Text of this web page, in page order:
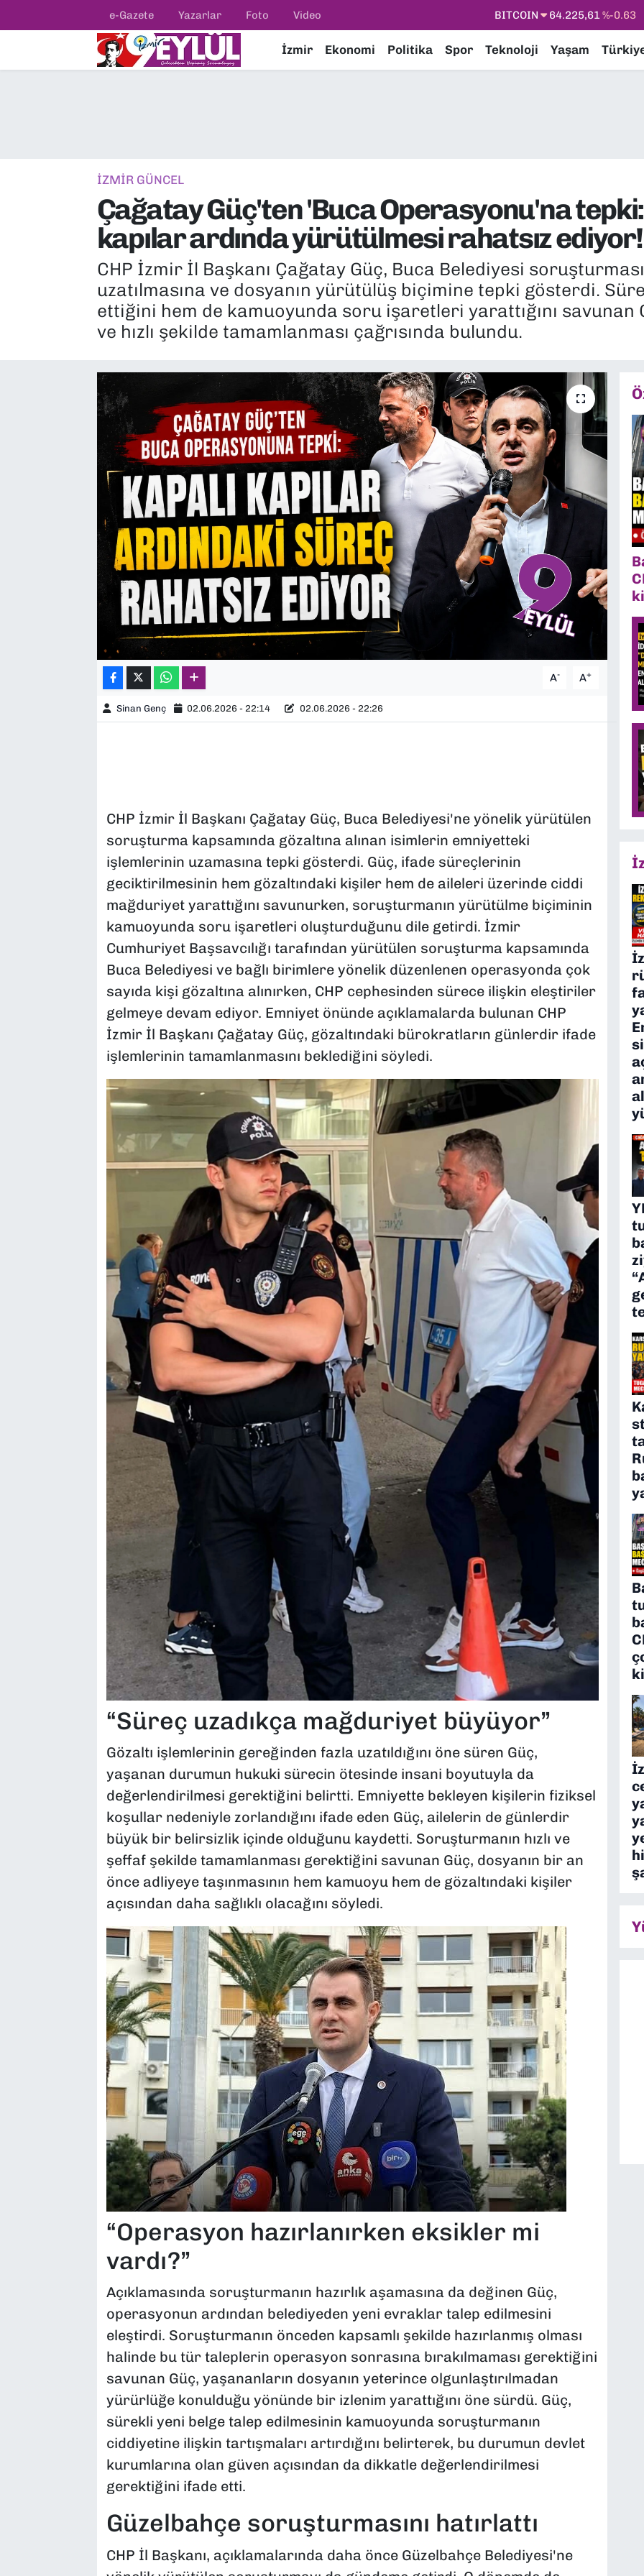
e-Gazete Yazarlar Foto Video DOLAR 47,7143%0.16
STERLİN
64,2463%0.07
İzmir Ekonomi Politika Spor Teknoloji Yaşam
İZMİR GÜNCEL
Çağatay Güç'ten 'Buca Operasyonu'na
kapılar ardında yürütülmesi rahatsız ediyor!
CHP İzmir İl Başkanı Çağatay Güç, Buca Belediyesi
uzatılmasına ve dosyanın yürütülüş biçimine tepki gösterdi.
ettiğini hem de kamuoyunda soru işaretleri yarattığını savunan
ve hızlı şekilde tamamlanması çağrısında bulundu.
A- A+
Sinan Genç 02.06.2026 - 22:14 02.06.2026 - 22:26
CHP İzmir İl Başkanı Çağatay Güç, Buca Belediyesi'ne yönelik yürütülen
soruşturma kapsamında gözaltına alınan isimlerin emniyetteki
işlemlerinin uzamasına tepki gösterdi. Güç, ifade süreçlerinin
geciktirilmesinin hem gözaltındaki kişiler hem de aileleri üzerinde ciddi
mağduriyet yarattığını savunurken, soruşturmanın yürütülme biçiminin
kamuoyunda soru işaretleri oluşturduğunu dile getirdi. İzmir
Cumhuriyet Başsavcılığı tarafından yürütülen soruşturma kapsamında
Buca Belediyesi ve bağlı birimlere yönelik düzenlenen operasyonda çok
sayıda kişi gözaltına alınırken, CHP cephesinden sürece ilişkin eleştiriler
gelmeye devam ediyor. Emniyet önünde açıklamalarda bulunan CHP
İzmir İl Başkanı Çağatay Güç, gözaltındaki bürokratların günlerdir ifade
işlemlerinin tamamlanmasını beklediğini söyledi.
“Süreç uzadıkça mağduriyet büyüyor”
Gözaltı işlemlerinin gereğinden fazla uzatıldığını öne süren Güç,
yaşanan durumun hukuki sürecin ötesinde insani boyutuyla da
değerlendirilmesi gerektiğini belirtti. Emniyette bekleyen kişilerin fiziksel
koşullar nedeniyle zorlandığını ifade eden Güç, ailelerin de günlerdir
büyük bir belirsizlik içinde olduğunu kaydetti. Soruşturmanın hızlı ve
şeffaf şekilde tamamlanması gerektiğini savunan Güç, dosyanın bir an
önce adliyeye taşınmasının hem kamuoyu hem de gözaltındaki kişiler
açısından daha sağlıklı olacağını söyledi.
“Operasyon hazırlanırken eksikler mi
vardı?”
Açıklamasında soruşturmanın hazırlık aşamasına da değinen Güç,
operasyonun ardından belediyeden yeni evraklar talep edilmesini
eleştirdi. Soruşturmanın önceden kapsamlı şekilde hazırlanmış olması
halinde bu tür taleplerin operasyon sonrasına bırakılmaması gerektiğini
savunan Güç, yaşananların dosyanın yeterince olgunlaştırılmadan
yürürlüğe konulduğu yönünde bir izlenim yarattığını öne sürdü. Güç,
sürekli yeni belge talep edilmesinin kamuoyunda soruşturmanın
ciddiyetine ilişkin tartışmaları artırdığını belirterek, bu durumun devlet
kurumlarına olan güven açısından da dikkatle değerlendirilmesi
gerektiğini ifade etti.
Güzelbahçe soruşturmasını hatırlattı
CHP İl Başkanı, açıklamalarında daha önce Güzelbahçe Belediyesi'ne
Resmi İlanlar
EKONOMİ
KÜLTÜR SANAT
MAGAZİN
POLİTİKA
YEREL YÖNETİMLER
Konak Nöbetçi Eczaneler
Tüm Manşetler
Son Dakika Haberleri
Haber Arşivi